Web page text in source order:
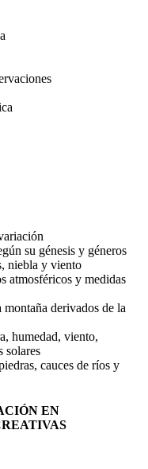
su génesis y géneros
niebla y viento
atmosféricos y medidas
derivados de la
humedad, viento,
solares
cauces de ríos y
EN